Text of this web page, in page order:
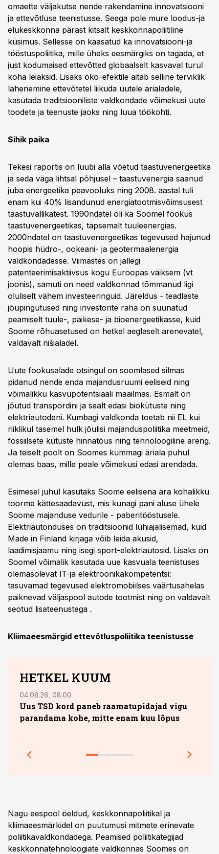
omaette väljakutse nende rakendamine innovatsiooni
ja ettevõtluse teenistusse. Seega pole mure loodus-ja
elukeskkonna pärast kitsalt keskkonnapoliitiline
küsimus. Sellesse on kaasatud ka innovatsiooni-ja
tööstuspoliitika, mille üheks eesmärgiks on tagada, et
just kodumaised ettevõtted globaalselt kasvaval turul
koha leiaksid. Lisaks öko-efektile aitab selline terviklik
lähenemine ettevõtetel liikuda uutele ärialadele,
kasutada traditsiooniliste valdkondade võimekusi uute
toodete ja teenuste jaoks ning luua töökohti.
Sihik paika
Tekesi raportis on luubi alla võetud taastuvenergeetika
ja seda väga lihtsal põhjusel – taastuvenergia saanud
juba energeetika peavooluks ning 2008. aastal tuli
enam kui 40% lisandunud energiatootmisvõimsusest
taastuvallikatest. 1990ndatel oli ka Soomel fookus
taastuvenergeetikas, täpsemalt tuuleenergias.
2000ndatel on taastuvenergeetikas tegevused hajunud
hoopis hüdro-, ookeani- ja geotermaalenergia
valdkondadesse. Viimastes on jällegi
patenteerimisaktiivsus kogu Euroopas väiksem (vt
joonis), samuti on need valdkonnad tõmmanud ligi
oluliselt vähem investeeringuid. Järeldus - teadlaste
jõupingutused ning investorite raha on suunatud
peamiselt tuule-, päikese- ja bioenergeetikasse, kuid
Soome rõhuasetused on hetkel aeglaselt arenevatel,
valdavalt nišialadel.
Uute fookusalade otsingul on soomlased silmas
pidanud nende enda majandusruumi eeliseid ning
võimalikku kasvupotentsiaali maailmas. Esmalt on
jõutud transpordini ja sealt edasi biokütuste ning
elektriautodeni. Kumbagi valdkonda toetab nii EL kui
riiklikul tasemel hulk jõulisi majanduspoliitika meetmeid,
fossiilsete kütuste hinnatõus ning tehnoloogiline areng.
Ja teiselt poolt on Soomes kummagi äriala puhul
olemas baas, mille peale võimekusi edasi arendada.
Esimesel juhul kasutaks Soome eelisena ära kohalikku
toorme kättesaadavust, mis kunagi pani aluse ühele
Soome majanduse vedurile - paberitööstusele.
Elektriautonduses on traditsioonid lühiajalisemad, kuid
Made in Finland kirjaga võib leida akusid,
laadimisjaamu ning isegi sport-elektriautosid. Lisaks on
Soomel võimalik kasutada uue kasvuala teenistuses
olemasolevat IT-ja elektroonikakompetentsi:
tasuvamad tegevused elektromobiilses väärtusahelas
paiknevad väljaspool autode tootmist ning on valdavalt
seotud lisateenustega .
Kliimaeesmärgid ettevõtluspoliitika teenistusse
HETKEL KUUM
04.08.26, 08:00
Uus TSD kord paneb raamatupidajad vigu
parandama kohe, mitte enam kuu lõpus
Nagu eespool öeldud, keskkonnapoliitikal ja
kliimaeesmärkidel on puutumusi mitmete erinevate
poliitikavaldkondadega. Peamised poliitikategijad
keskkonnatehnoloogiate valdkonnas Soomes on